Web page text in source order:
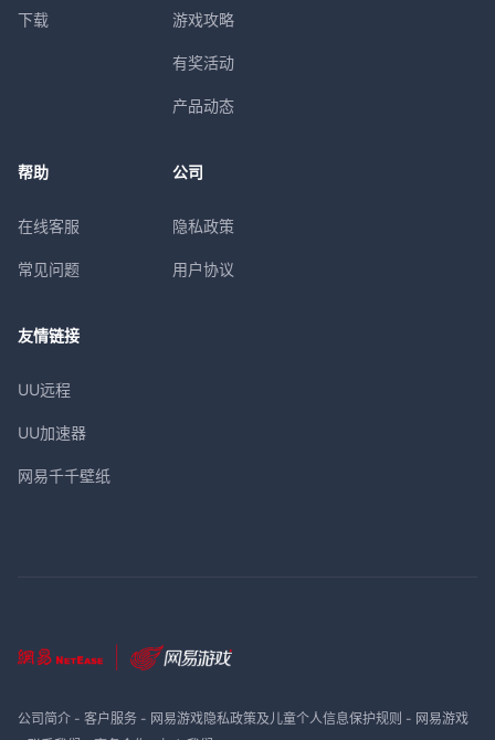
下载 游戏攻略
有奖活动
产品动态
帮助
在线客服
常见问题
公司
隐私政策
用户协议
友情链接
UU远程
UU加速器
网易千千壁纸
公司简介- 客户服务- 网易游戏隐私政策及儿童个人信息保护规则 - 网易游戏